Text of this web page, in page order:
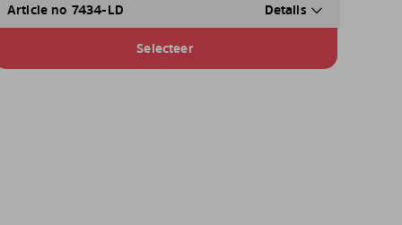
Article no 7434-LD Details
Selecteer